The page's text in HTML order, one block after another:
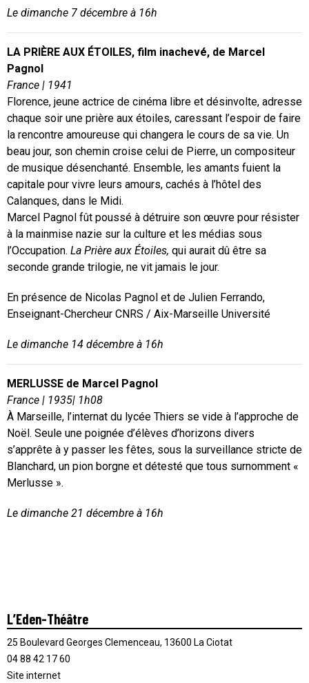
Le dimanche 7 décembre à 16h
LA PRIÈRE AUX ÉTOILES, film inachevé, de Marcel
Pagnol
France | 1941
Florence, jeune actrice de cinéma libre et désinvolte, adresse
chaque soir une prière aux étoiles, caressant l’espoir de faire
la rencontre amoureuse qui changera le cours de sa vie. Un
beau jour, son chemin croise celui de Pierre, un compositeur
de musique désenchanté. Ensemble, les amants fuient la
capitale pour vivre leurs amours, cachés à l’hôtel des
Calanques, dans le Midi.
Marcel Pagnol fût poussé à détruire son œuvre pour résister
à la mainmise nazie sur la culture et les médias sous
l’Occupation. La Prière aux Étoiles, qui aurait dû être sa
seconde grande trilogie, ne vit jamais le jour.
En présence de Nicolas Pagnol et de Julien Ferrando,
Enseignant-Chercheur CNRS / Aix-Marseille Université
Le dimanche 14 décembre à 16h
MERLUSSE de Marcel Pagnol
France | 1935| 1h08
À Marseille, l’internat du lycée Thiers se vide à l’approche de
Noël. Seule une poignée d’élèves d’horizons divers
s’apprête à y passer les fêtes, sous la surveillance stricte de
Blanchard, un pion borgne et détesté que tous surnomment «
Merlusse ».
Le dimanche 21 décembre à 16h
L’Eden-Théâtre
25 Boulevard Georges Clemenceau, 13600 La Ciotat
04 88 42 17 60
Site internet